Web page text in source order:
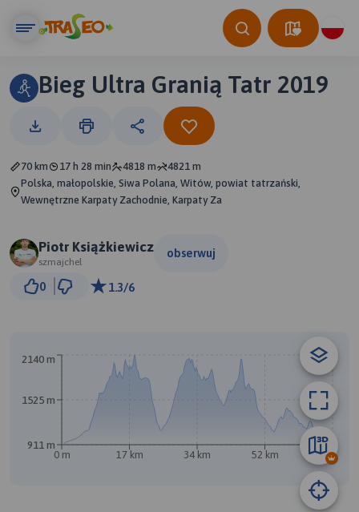
Bieg Ultra Granią Tatr 2019
70 km 17 h 28 min 4818 m
4821 m
Polska, małopolskie, Siwa Polana, Witów, powiat tatrzański,
Wewnętrzne Karpaty Zachodnie, Karpaty Za
Piotr Książkiewicz
szmajchel
obserwuj
0 1.3/6
A
0 m 17 km 34 km 52 km 69 km
911 m
1525 m
2140 m